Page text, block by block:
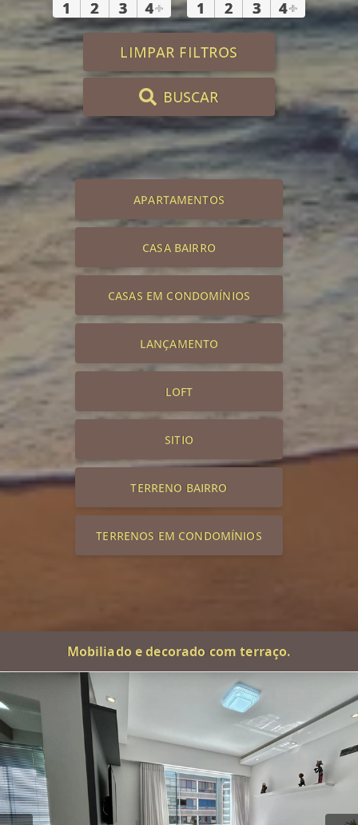
1 2 3 4+ 1 2 3 4+
LIMPAR FILTROS
BUSCAR
APARTAMENTOS
CASA BAIRRO
CASAS EM CONDOMÍNIOS
LANÇAMENTO
LOFT
SITIO
TERRENO BAIRRO
TERRENOS EM CONDOMÍNIOS
Mobiliado e decorado com terraço.